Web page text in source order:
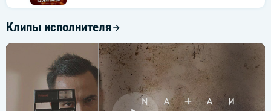
Клипы исполнителя